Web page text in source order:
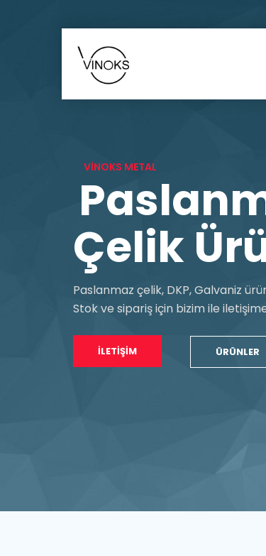
VİNOKS METAL
Çelik
Paslanmaz çelik, DKP, Galvaniz
Stok ve sipariş için bizim ile
İLETİŞİM ÜRÜNLER